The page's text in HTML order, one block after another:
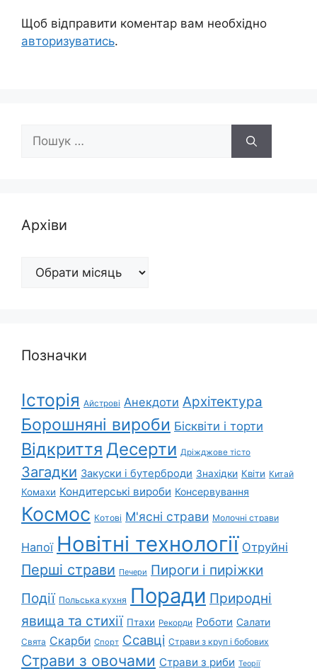
Щоб відправити коментар вам необхідно
авторизуватись.
Пошук:
Архіви
Архіви
Позначки
Історія Айстрові Анекдоти Архітектура
Борошняні вироби Бісквіти і торти
Відкриття Десерти Дріжджове тісто
Загадки Закуски і бутерброди Знахідки Квіти Китай
Комахи Кондитерські вироби Консервування
Космос Котові М'ясні страви Молочні страви
Напої Новітні технології Отруйні
Перші страви Печери Пироги і пиріжки
Події Польська кухня Поради Природні
явища та стихії Птахи Рекорди Роботи Салати
Свята Скарби Спорт Ссавці Страви з круп і бобових
Страви з овочами Страви з риби Теорії